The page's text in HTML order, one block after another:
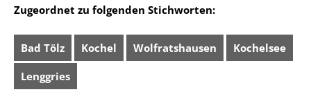
Zugeordnet zu folgenden Stichworten:
Bad Tölz Kochel Wolfratshausen Kochelsee
Lenggries